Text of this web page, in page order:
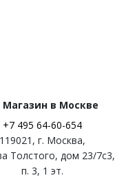
Магазин в Москве
+7 495 64-60-654
119021 , г. Москва,
Толстого, дом 23/7c3,
п. 3, 1 эт.